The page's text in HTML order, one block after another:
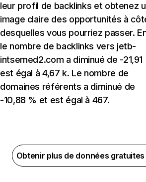
leur profil de backlinks et obtenez
image claire des opportunités à
desquelles vous pourriez passer.
le nombre de backlinks vers jetb-
intsemed2.com a diminué de -
est égal à 4,67 k. Le nombre de
domaines référents a diminué de
-10,88 % et est égal à 467.
Obtenir plus de données